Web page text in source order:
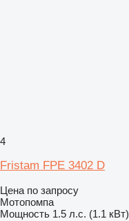
4
Fristam FPE 3402 D
Цена по запросу
Мотопомпа
Мощность 1.5 л.с. (1.1 кВт)